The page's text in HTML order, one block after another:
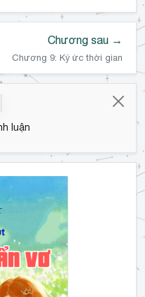
Chương sau →
Chương 9: Ký ức thời gian
luận